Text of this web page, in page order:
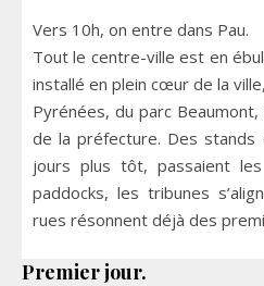
Vers 10h, on entre dans Pau.
Tout le centre-ville est en
installé en plein cœur de la
Pyrénées, du parc
de la préfecture. Des stands
jours plus tôt, passaient
paddocks, les tribunes
rues résonnent déjà des
Premier jour.